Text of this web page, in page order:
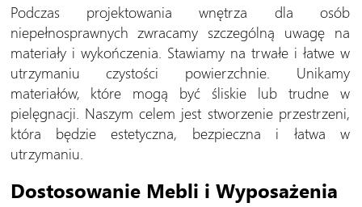
Podczas projektowania wnętrza dla osób
niepełnosprawnych zwracamy szczególną uwagę na
materiały i wykończenia. Stawiamy na trwałe i łatwe w
utrzymaniu czystości powierzchnie. Unikamy
materiałów, które mogą być śliskie lub trudne w
pielęgnacji. Naszym celem jest stworzenie przestrzeni,
która będzie estetyczna, bezpieczna i łatwa w
utrzymaniu.
Dostosowanie Mebli i Wyposażenia